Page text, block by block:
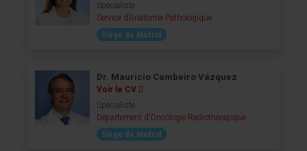
Spécialiste
Service d’Anatomie Pathologique
Siège de Madrid
Dr. Mauricio Cambeiro Vázquez
Voir le CV
Spécialiste
Département d’Oncologie Radiothérapique
Siège de Madrid